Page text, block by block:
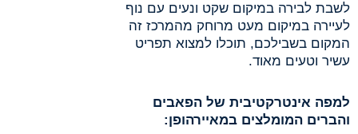
לשבת לבירה במיקום שקט ונעים עם נוף
לעיירה במיקום מעט מרוחק מהמרכז זה
המקום בשבילכם, תוכלו למצוא תפריט
עשיר וטעים מאוד.
למפה אינטרקטיבית של הפאבים
והברים המומלצים במאיירהופן: